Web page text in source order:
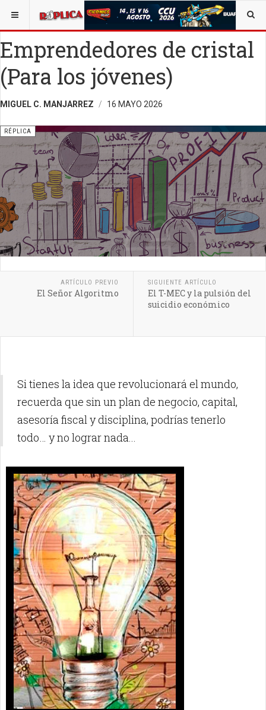
ESTÁ AQUÍ: ENTRETENIMIENTO OPINIÓN RÉPLICA
Emprendedores de cristal
(Para los jóvenes)
MIGUEL C. MANJARREZ 16 MAYO 2026
RÉPLICA
ARTÍCULO PREVIO
El Señor Algoritmo
SIGUIENTE ARTÍCULO
El T-MEC y la pulsión del
suicidio económico
Si tienes la idea que revolucionará el mundo,
recuerda que sin un plan de negocio, capital,
asesoría fiscal y disciplina, podrías tenerlo
todo… y no lograr nada...